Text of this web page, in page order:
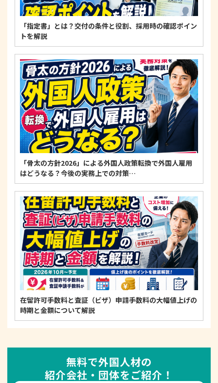
「指定書」とは？交付の条件と役割、採用時の確認ポイン
トを解説
「骨太の方針2026」による外国人政策転換で外国人雇用
はどうなる？今後の実務上での対策…
在留許可手数料と査証（ビザ）申請手数料の大幅値上げの
時期と金額について解説
無料で外国人材の
紹介会社・団体をご紹介！